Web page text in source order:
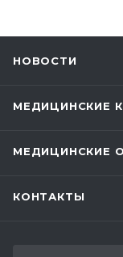
НОВОСТИ
МЕДИЦИНСКИЕ
МЕДИЦИНСКИЕ
КОНТАКТЫ